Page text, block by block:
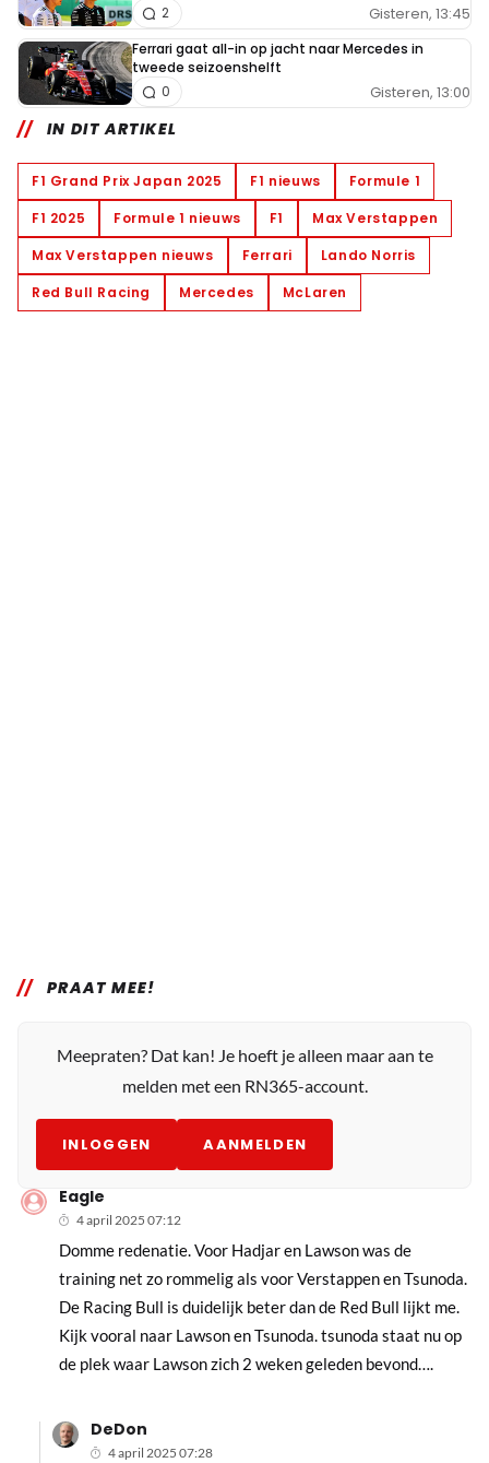
Gisteren, 13:45
2
Ferrari gaat all-in op jacht naar Mercedes in
tweede seizoenshelft
Gisteren, 13:00
0
IN DIT ARTIKEL
F1 Grand Prix Japan 2025 F1 nieuws
Formule 1
F1 2025
Formule 1 nieuws F1
Max Verstappen
Max Verstappen nieuws
Ferrari
Lando Norris
Red Bull Racing
Mercedes McLaren
PRAAT MEE!
Meepraten? Dat kan! Je hoeft je alleen maar aan te
melden met een RN365-account.
INLOGGEN AANMELDEN
Eagle
4 april 2025 07:12
Domme redenatie. Voor Hadjar en Lawson was de
training net zo rommelig als voor Verstappen en Tsunoda.
De Racing Bull is duidelijk beter dan de Red Bull lijkt me.
Kijk vooral naar Lawson en Tsunoda. tsunoda staat nu op
de plek waar Lawson zich 2 weken geleden bevond….
DeDon
4 april 2025 07:28